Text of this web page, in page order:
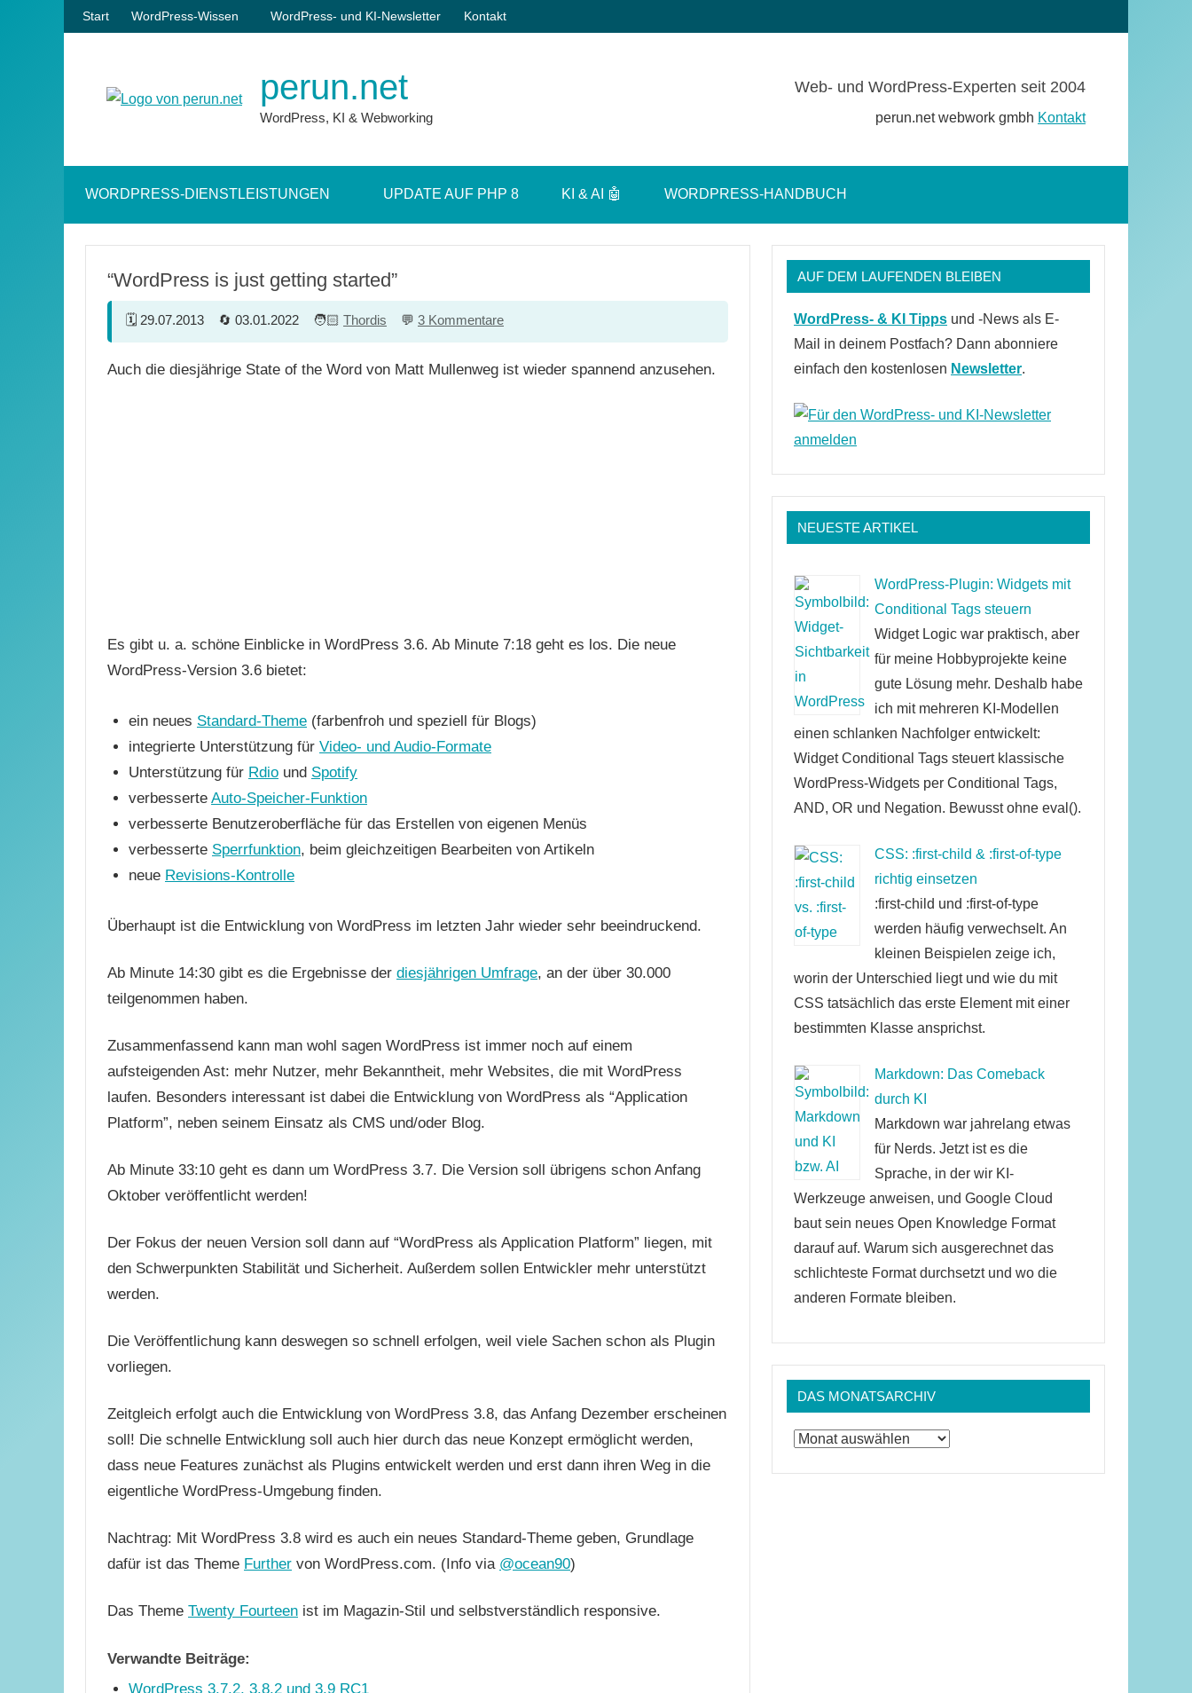
Zum
Inhalt
Start WordPress-Wissen WordPress- und KI-Newsletter Kontakt
perun.net
WordPress, KI & Webworking
Web- und WordPress-Experten seit 2004
perun.net webwork gmbh Kontakt
öffnen
WORDPRESS-DIENSTLEISTUNGEN UPDATE AUF PHP 8 KI & AI 🤖 WORDPRESS-HANDBUCH
“WordPress is just getting started”
29.07.2013 03.01.2022 Thordis 3 Kommentare
Auch die diesjährige State of the Word von Matt Mullenweg ist wieder spannend anzusehen.
Es gibt u. a. schöne Einblicke in WordPress 3.6. Ab Minute 7:18 geht es los. Die neue
WordPress-Version 3.6 bietet:
ein neues Standard-Theme (farbenfroh und speziell für Blogs)
integrierte Unterstützung für Video- und Audio-Formate
Unterstützung für Rdio und Spotify
verbesserte Auto-Speicher-Funktion
verbesserte Benutzeroberfläche für das Erstellen von eigenen Menüs
verbesserte Sperrfunktion, beim gleichzeitigen Bearbeiten von Artikeln
neue Revisions-Kontrolle
Überhaupt ist die Entwicklung von WordPress im letzten Jahr wieder sehr beeindruckend.
Ab Minute 14:30 gibt es die Ergebnisse der diesjährigen Umfrage, an der über 30.000
teilgenommen haben.
Zusammenfassend kann man wohl sagen WordPress ist immer noch auf einem
aufsteigenden Ast: mehr Nutzer, mehr Bekanntheit, mehr Websites, die mit WordPress
laufen. Besonders interessant ist dabei die Entwicklung von WordPress als “Application
Platform”, neben seinem Einsatz als CMS und/oder Blog.
Ab Minute 33:10 geht es dann um WordPress 3.7. Die Version soll übrigens schon Anfang
Oktober veröffentlicht werden!
Der Fokus der neuen Version soll dann auf “WordPress als Application Platform” liegen, mit
den Schwerpunkten Stabilität und Sicherheit. Außerdem sollen Entwickler mehr unterstützt
werden.
Die Veröffentlichung kann deswegen so schnell erfolgen, weil viele Sachen schon als Plugin
vorliegen.
Zeitgleich erfolgt auch die Entwicklung von WordPress 3.8, das Anfang Dezember erscheinen
soll! Die schnelle Entwicklung soll auch hier durch das neue Konzept ermöglicht werden,
dass neue Features zunächst als Plugins entwickelt werden und erst dann ihren Weg in die
eigentliche WordPress-Umgebung finden.
Nachtrag: Mit WordPress 3.8 wird es auch ein neues Standard-Theme geben, Grundlage
dafür ist das Theme Further von WordPress.com. (Info via @ocean90)
Das Theme Twenty Fourteen ist im Magazin-Stil und selbstverständlich responsive.
Verwandte Beiträge:
WordPress 3.7.2, 3.8.2 und 3.9 RC1
AUF DEM LAUFENDEN BLEIBEN
WordPress- & KI Tipps und -News als E-
Mail in deinem Postfach? Dann abonniere
einfach den kostenlosen Newsletter.
NEUESTE ARTIKEL
WordPress-Plugin: Widgets mit
Conditional Tags steuern
Widget Logic war praktisch, aber
für meine Hobbyprojekte keine
gute Lösung mehr. Deshalb habe
ich mit mehreren KI-Modellen
einen schlanken Nachfolger entwickelt:
Widget Conditional Tags steuert klassische
WordPress-Widgets per Conditional Tags,
AND, OR und Negation. Bewusst ohne eval().
CSS: :first-child & :first-of-type
richtig einsetzen
:first-child und :first-of-type
werden häufig verwechselt. An
kleinen Beispielen zeige ich,
worin der Unterschied liegt und wie du mit
CSS tatsächlich das erste Element mit einer
bestimmten Klasse ansprichst.
Markdown: Das Comeback
durch KI
Markdown war jahrelang etwas
für Nerds. Jetzt ist es die
Sprache, in der wir KI-
Werkzeuge anweisen, und Google Cloud
baut sein neues Open Knowledge Format
darauf auf. Warum sich ausgerechnet das
schlichteste Format durchsetzt und wo die
anderen Formate bleiben.
DAS MONATSARCHIV
Das